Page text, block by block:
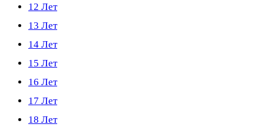
12 Лет
13 Лет
14 Лет
15 Лет
16 Лет
17 Лет
18 Лет